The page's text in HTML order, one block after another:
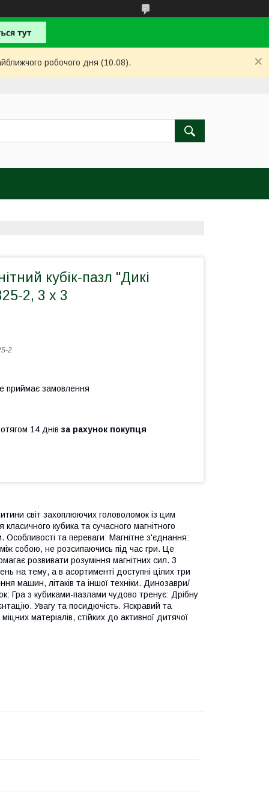
робочого дня (10.08).
кубік-пазл "Дикі
2, 3 х 3
2
приймає замовлення
14 днів за рахунок покупця
світ захоплюючих головоломок із цим
кубика та сучасного магнітного
Особливості та переваги: Магнітне з'єднання:
собою, не розсипаючись під час гри. Це
розвивати розуміння магнітних сил. 3
на тему, а в асортименті доступні цілих три
машин, літаків та іншої техніки. Динозаври/
Гра з кубиками-пазлами чудово тренує: Дрібну
Увагу та посидючість. Яскравий та
матеріалів, стійких до активної дитячої